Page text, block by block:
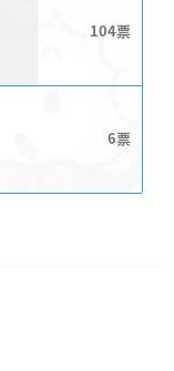
104
6